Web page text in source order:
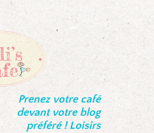
Prenez votre café
devant votre blog
préféré ! Loisirs